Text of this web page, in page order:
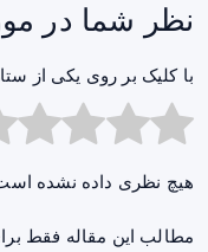
نظر شما در
با کلیک بر روی یکی از ستاره ها از ۱ تا ۵
هیچ نظری داده نشده
مطالب این مقاله فقط